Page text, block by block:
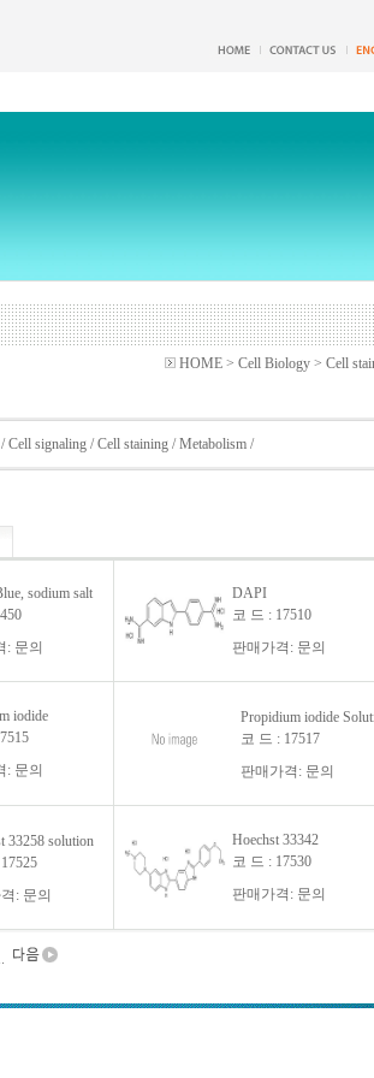
HOME > Cell Biology > Cell
/Cell signaling /Cell staining /Metabolism /
sodium salt
: 문의
DAPI
코 드 : 17510
판매가격: 문의
iodide
: 문의
Propidium iodide
코 드 : 17517
판매가격: 문의
33258 solution
: 문의
Hoechst 33342
코 드 : 17530
판매가격: 문의